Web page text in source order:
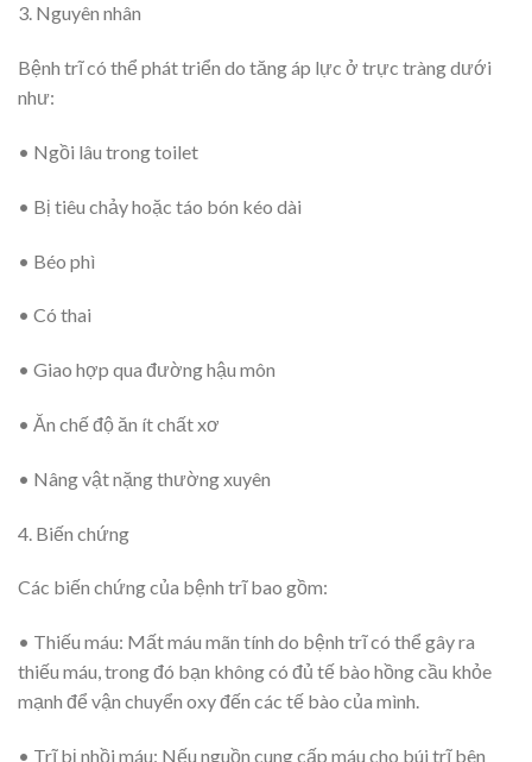
3. Nguyên nhân
Bệnh trĩ có thể phát triển do tăng áp lực ở trực tràng dưới
như:
• Ngồi lâu trong toilet
• Bị tiêu chảy hoặc táo bón kéo dài
• Béo phì
• Có thai
• Giao hợp qua đường hậu môn
• Ăn chế độ ăn ít chất xơ
• Nâng vật nặng thường xuyên
4. Biến chứng
Các biến chứng của bệnh trĩ bao gồm:
• Thiếu máu: Mất máu mãn tính do bệnh trĩ có thể gây ra
thiếu máu, trong đó bạn không có đủ tế bào hồng cầu khỏe
mạnh để vận chuyển oxy đến các tế bào của mình.
• Trĩ bị nhồi máu: Nếu nguồn cung cấp máu cho búi trĩ bên